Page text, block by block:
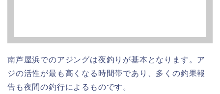
南芦屋浜でのアジングは夜釣りが基本となります。ア
ジの活性が最も高くなる時間帯であり、多くの釣果報
告も夜間の釣行によるものです。